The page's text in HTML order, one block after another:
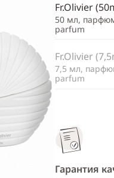
Fr.Olivier
50 мл,
parfum
Fr.Olivier
7,5 мл,
parfum
Гарантия